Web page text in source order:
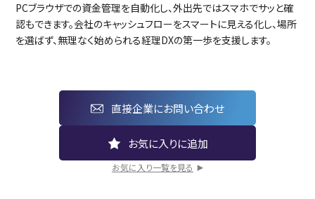
PCブラウザでの資金管理を自動化し、外出先ではスマホでサッと確
認もできます。会社のキャッシュフローをスマートに見える化し、場所
を選ばず、無理なく始められる経理DXの第一歩を支援します。
直接企業にお問い合わせ
お気に入り一覧を見る